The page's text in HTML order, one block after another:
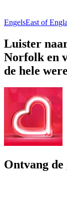
EngelsEast of
Luister
Norfolk en
de hele
Ontvang